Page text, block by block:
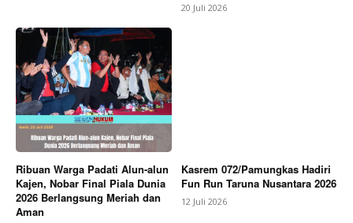
20 Juli 2026
Ribuan Warga Padati Alun-alun
Kajen, Nobar Final Piala Dunia
2026 Berlangsung Meriah dan
Aman
Kasrem 072/Pamungkas Hadiri
Fun Run Taruna Nusantara 2026
12 Juli 2026